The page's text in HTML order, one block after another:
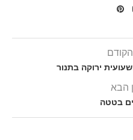
ירוקה בתנור
הבא
בטטה